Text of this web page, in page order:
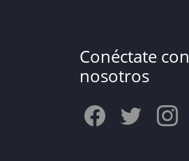
Conéctate con
nosotros